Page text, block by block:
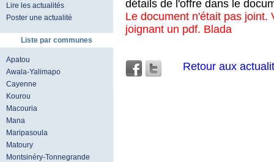
Lire les actualités
Poster une actualité
Liste par communes
Apatou
Awala-Yalimapo
Cayenne
Kourou
Macouria
Mana
Maripasoula
Matoury
Montsinéry-Tonnegrande
détails de l'offre dans le
Le document n'était pas joint.
joignant un pdf. Blada
Retour aux